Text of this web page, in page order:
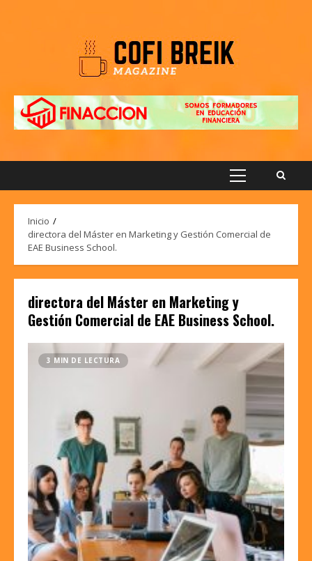
Menú
Inicio
directora del Máster en Marketing y Gestión Comercial de
EAE Business School.
directora del Máster en Marketing y
Gestión Comercial de EAE Business School.
3 MIN DE LECTURA